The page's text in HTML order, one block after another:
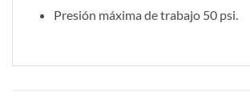
Presión máxima de trabajo 50 psi.